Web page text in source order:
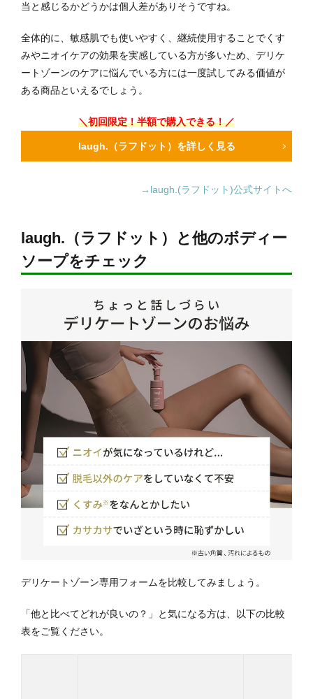
当と感じるかどうかは個人差がありそうですね。
全体的に、敏感肌でも使いやすく、継続使用することでくす
みやニオイケアの効果を実感している方が多いため、デリケ
ートゾーンのケアに悩んでいる方には一度試してみる価値が
ある商品といえるでしょう。
＼初回限定！半額で購入できる！／
laugh.（ラフドット）を詳しく見る
→laugh.(ラフドット)公式サイトへ
laugh.（ラフドット）と他のボディー
ソープをチェック
デリケートゾーン専用フォームを比較してみましょう。
「他と比べてどれが良いの？」と気になる方は、以下の比較
表をご覧ください。